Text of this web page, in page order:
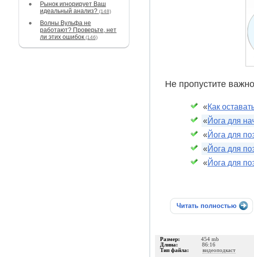
Рынок игнорирует Ваш
идеальный анализ? (148)
Волны Вульфа не
работают? Проверьте, нет
ли этих ошибок (146)
Не пропустите
«Как
«Йога для
«Йога для
«Йога для
«Йога для
Читать полностью
Размер: 454 mb
Длина: 86:16
Тип файла: видеоподкаст